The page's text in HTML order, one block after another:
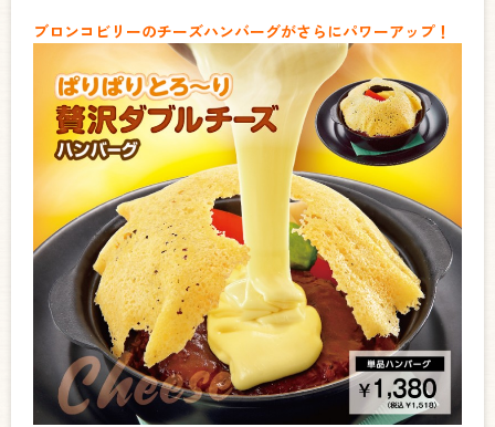
ブロンコビリーのチーズハンバーグがさらにパワーアップ！